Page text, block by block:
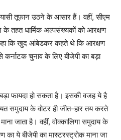
तूफान उठने के आसार हैं। वहीं, सीएम
के तहत धार्मिक अल्पसंख्यकों को आरक्षण
कि खुद आंबेडकर कहते थे कि आरक्षण
चुनाव के लिए बीजेपी का बड़ा
फायदा हो सकता है। इसकी वजह ये है
समुदाय के वोटर ही जीत-हार तय करते
जाता है। वहीं, वोक्कालिगा समुदाय के
ये बीजेपी का मास्टरस्ट्रोक माना जा